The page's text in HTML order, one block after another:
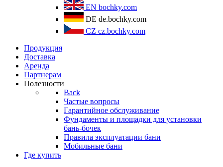
EN bochky.com
DE de.bochky.com
CZ cz.bochky.com
Продукция
Доставка
Аренда
Партнерам
Полезности
Back
Частые вопросы
Гарантийное обслуживание
Фундаменты и площадки для установки
бань-бочек
Правила эксплуатации бани
Мобильные бани
Где купить